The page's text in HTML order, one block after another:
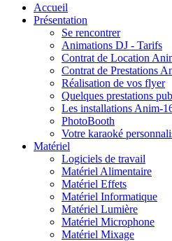
Accueil
Présentation
Se rencontrer
Animations DJ - Tarifs
Contrat de Location
Contrat de Prestations
Réalisation de vos flyer
Quelques prestations
Les installations Anim-
PhotoBooth
Votre karaoké
Matériel
Logiciels de travail
Matériel Alimentaire
Matériel Effets
Matériel Informatique
Matériel Lumière
Matériel Microphone
Matériel Mixage